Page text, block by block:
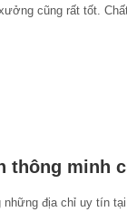
cũng rất tốt.
thông minh
địa chỉ uy tín